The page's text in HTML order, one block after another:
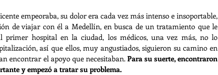
empeoraba, su dolor era cada vez más intenso e insoportable,
de viajar con él a Medellín, en busca de un tratamiento que le
primer hospital en la ciudad, los médicos, una vez más, no lo
así que ellos, muy angustiados, siguieron su camino en
encontrar el apoyo que necesitaban. Para su suerte, encontraron
y empezó a tratar su problema.